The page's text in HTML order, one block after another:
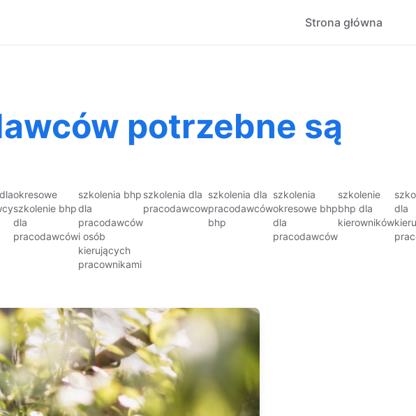
Strona główna
potrzebne są
okresowe
szkolenie bhp
dla
pracodawców
szkolenia bhp
dla
pracodawców
i osób
kierujących
pracownikami
szkolenia dla
pracodawcow
szkolenia dla
pracodawców
bhp
szkolenia
okresowe bhp
dla
pracodawców
szkolenie
bhp dla
kierowników
dla